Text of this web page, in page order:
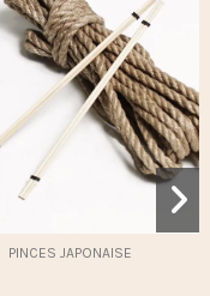
PINCES JAPONAISE